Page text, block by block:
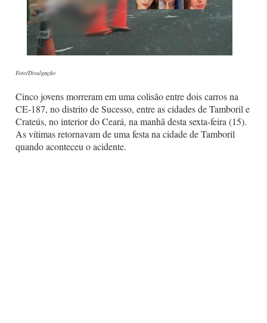
Foto/Divulgação
Cinco jovens morreram em uma colisão entre dois carros na
CE-187, no distrito de Sucesso, entre as cidades de Tamboril e
Crateús, no interior do Ceará, na manhã desta sexta-feira (15).
As vítimas retornavam de uma festa na cidade de Tamboril
quando aconteceu o acidente.